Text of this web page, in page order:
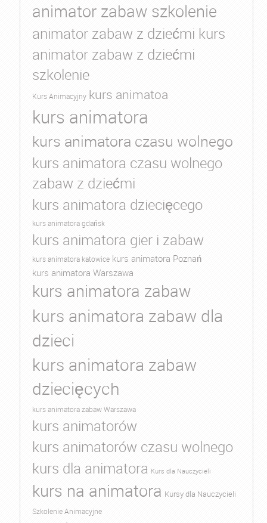
animator zabaw szkolenie
animator zabaw z dziećmi kurs
animator zabaw z dziećmi
szkolenie
Kurs Animacyjny kurs animatoa
kurs animatora
kurs animatora czasu wolnego
kurs animatora czasu wolnego
zabaw z dziećmi
kurs animatora dziecięcego
kurs animatora gdańsk
kurs animatora gier i zabaw
kurs animatora katowice kurs animatora Poznań
kurs animatora Warszawa
kurs animatora zabaw
kurs animatora zabaw dla
dzieci
kurs animatora zabaw
dziecięcych
kurs animatora zabaw Warszawa
kurs animatorów
kurs animatorów czasu wolnego
kurs dla animatora Kurs dla Nauczycieli
kurs na animatora Kursy dla Nauczycieli
Szkolenie Animacyjne